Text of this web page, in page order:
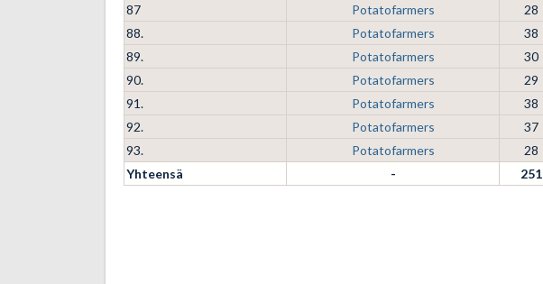
87
Potatofarmers 28
88.
Potatofarmers 38
89.
Potatofarmers 30
90.
Potatofarmers 29
91.
Potatofarmers 38
92.
Potatofarmers 37
93.
Potatofarmers 28
Yhteensä
- 251